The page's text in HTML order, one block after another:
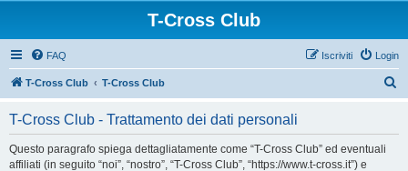
T-Cross Club
FAQ Login
Iscriviti
T-Cross Club T-Cross Club
T-Cross Club - Trattamento dei dati personali
Questo paragrafo spiega dettagliatamente come “T-Cross Club” ed eventuali
affiliati (in seguito “noi”, “nostro”, “T-Cross Club”, “https://www.t-cross.it”) e